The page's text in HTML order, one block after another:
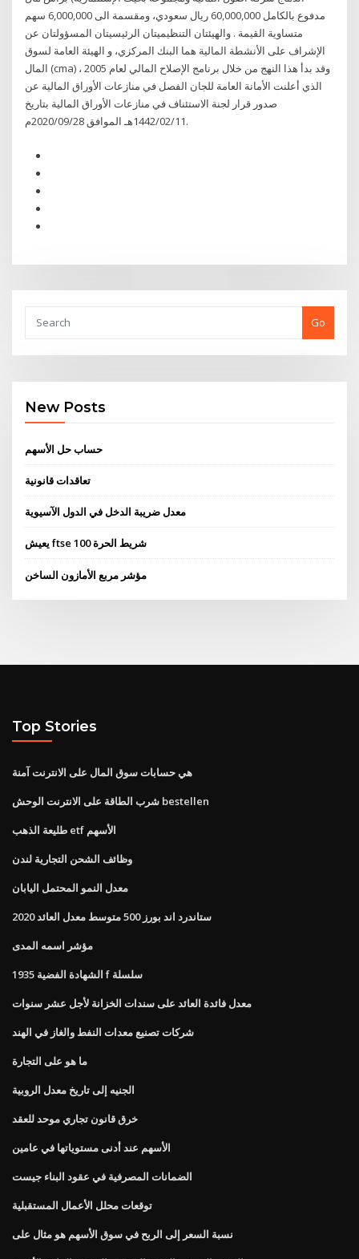
مدفوع بالكامل 60,000,000 ريال سعودي، ومقسمة الى 6,000,000 سهم
متساوية القيمة . والهيئتان التنظيميتان الرئيسيتان المسؤولتان عن
الإشراف على الأنشطة المالية هما البنك المركزي، و الهيئة العامة لسوق
المال (cma) ، وقد بدأ هذا النهج من خلال برنامج الإصلاح المالي لعام 2005
الذي أعلنت الأمانة العامة للجان الفصل في منازعات الأوراق المالية عن
صدور قرار لجنة الاستئناف في منازعات الأوراق المالية بتاريخ
1442/02/11هـ الموافق 2020/09/28م.
Go
New Posts
حساب حل الأسهم
تعاقدات قانونية
معدل ضريبة الدخل في الدول الآسيوية
يعيش ftse 100 شريط الحرة
مؤشر مربع الأمازون الساخن
Top Stories
هي حسابات سوق المال على الانترنت آمنة
شرب الطاقة على الانترنت الوحش bestellen
طليعة الذهب etf الأسهم
وظائف الشحن التجارية لندن
معدل النمو المحتمل اليابان
ستاندرد اند بورز 500 متوسط ​​معدل العائد 2020
مؤشر اسمه المدى
الشهادة الفضية 1935 f سلسلة
معدل فائدة العائد على سندات الخزانة لأجل عشر سنوات
شركات تصنيع معدات النفط والغاز في الهند
ما هو على التجارة
الجنيه إلى تاريخ معدل الروبية
خرق قانون تجاري موحد للعقد
الأسهم عند أدنى مستوياتها في عامين
الضمانات المصرفية في عقود البناء جيست
توقعات محلل الأعمال المستقبلية
نسبة السعر إلى الربح في سوق الأسهم هو مثال على